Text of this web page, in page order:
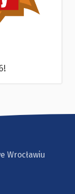
Wrocławiu